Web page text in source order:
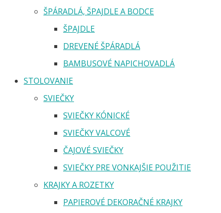
ŠPÁRADLÁ, ŠPAJDLE A BODCE
ŠPAJDLE
DREVENÉ ŠPÁRADLÁ
BAMBUSOVÉ NAPICHOVADLÁ
STOLOVANIE
SVIEČKY
SVIEČKY KÓNICKÉ
SVIEČKY VALCOVÉ
ČAJOVÉ SVIEČKY
SVIEČKY PRE VONKAJŠIE POUŽITIE
KRAJKY A ROZETKY
PAPIEROVÉ DEKORAČNÉ KRAJKY